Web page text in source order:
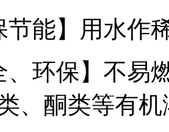
节能】用水作
、环保】不易
、酮类等有